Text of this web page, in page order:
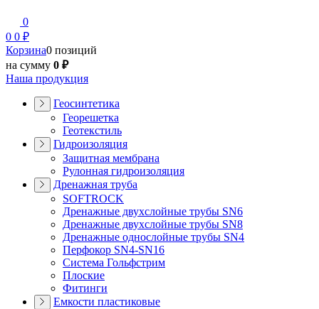
0
0 0 ₽
Корзина0 позиций
на сумму 0 ₽
Наша продукция
Геосинтетика
Георешетка
Геотекстиль
Гидроизоляция
Защитная мембрана
Рулонная гидроизоляция
Дренажная труба
SOFTROCK
Дренажные двухслойные трубы SN6
Дренажные двухслойные трубы SN8
Дренажные однослойные трубы SN4
Перфокор SN4-SN16
Система Гольфстрим
Плоские
Фитинги
Емкости пластиковые